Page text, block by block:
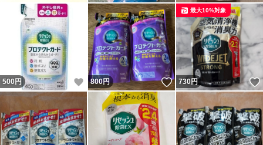
500 円 いいね！
800円 いいね！
730円
最大10%対象